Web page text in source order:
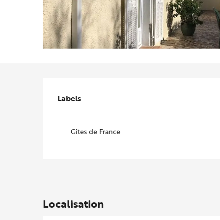
Offres de prestations
Labels
Labels
Gîtes de France
Localisation